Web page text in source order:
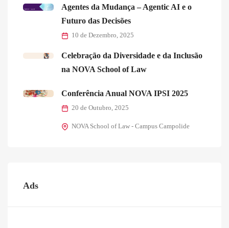
Agentes da Mudança – Agentic AI e o
Futuro das Decisões
10 de Dezembro, 2025
Celebração da Diversidade e da Inclusão
na NOVA School of Law
Conferência Anual NOVA IPSI 2025
20 de Outubro, 2025
NOVA School of Law - Campus Campolide
Ads